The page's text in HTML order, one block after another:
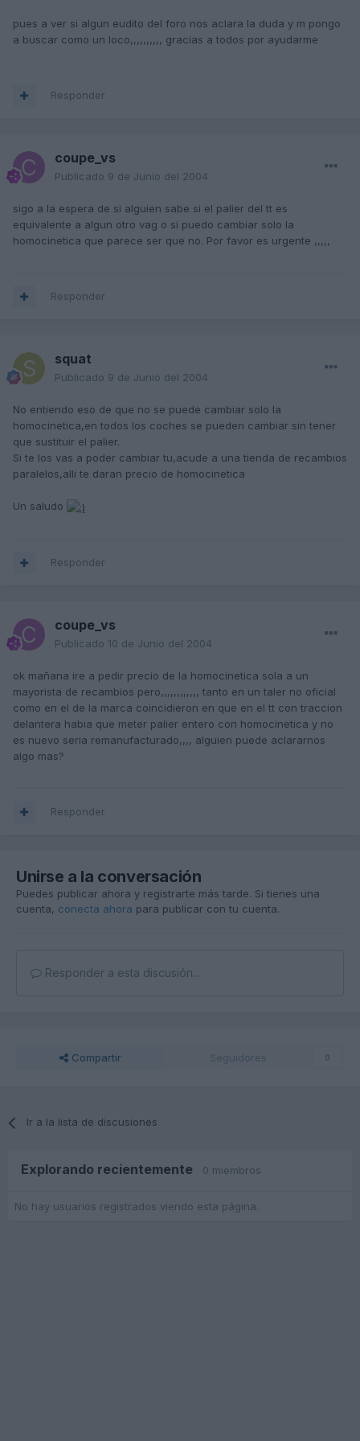
pues a ver si algun eudito del foro nos aclara la duda y m pongo
a buscar como un loco,,,,,,,,,, gracias a todos por ayudarme
Responder
coupe_vs
Publicado 9 de Junio del 2004
sigo a la espera de si alguien sabe si el palier del tt es
equivalente a algun otro vag o si puedo cambiar solo la
homocinetica que parece ser que no. Por favor es urgente ,,,,,
Responder
squat
Publicado 9 de Junio del 2004
No entiendo eso de que no se puede cambiar solo la
homocinetica,en todos los coches se pueden cambiar sin tener
que sustituir el palier.
Si te los vas a poder cambiar tu,acude a una tienda de recambios
paralelos,alli te daran precio de homocinetica
Un saludo
Responder
coupe_vs
Publicado 10 de Junio del 2004
ok mañana ire a pedir precio de la homocinetica sola a un
mayorista de recambios pero,,,,,,,,,,,, tanto en un taler no oficial
como en el de la marca coincidieron en que en el tt con traccion
delantera habia que meter palier entero con homocinetica y no
es nuevo seria remanufacturado,,,, alguien puede aclararnos
algo mas?
Responder
Unirse a la conversación
Puedes publicar ahora y registrarte más tarde. Si tienes una
cuenta, conecta ahora para publicar con tu cuenta.
Responder a esta discusión...
Compartir Seguidores 0
Ir a la lista de discusiones
Explorando recientemente 0 miembros
No hay usuarios registrados viendo esta página.